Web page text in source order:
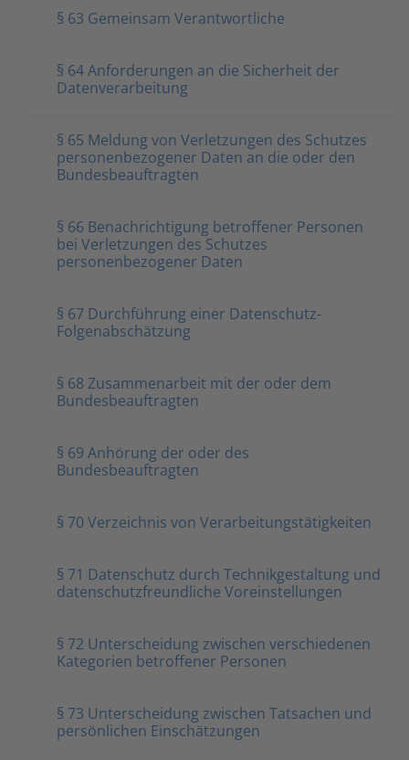
§ 63 Gemeinsam Verantwortliche
§ 64 Anforderungen an die Sicherheit der
Datenverarbeitung
§ 65 Meldung von Verletzungen des Schutzes
personenbezogener Daten an die oder den
Bundesbeauftragten
§ 66 Benachrichtigung betroffener Personen
bei Verletzungen des Schutzes
personenbezogener Daten
§ 67 Durchführung einer Datenschutz-
Folgenabschätzung
§ 68 Zusammenarbeit mit der oder dem
Bundesbeauftragten
§ 69 Anhörung der oder des
Bundesbeauftragten
§ 70 Verzeichnis von Verarbeitungstätigkeiten
§ 71 Datenschutz durch Technikgestaltung und
datenschutzfreundliche Voreinstellungen
§ 72 Unterscheidung zwischen verschiedenen
Kategorien betroffener Personen
§ 73 Unterscheidung zwischen Tatsachen und
persönlichen Einschätzungen